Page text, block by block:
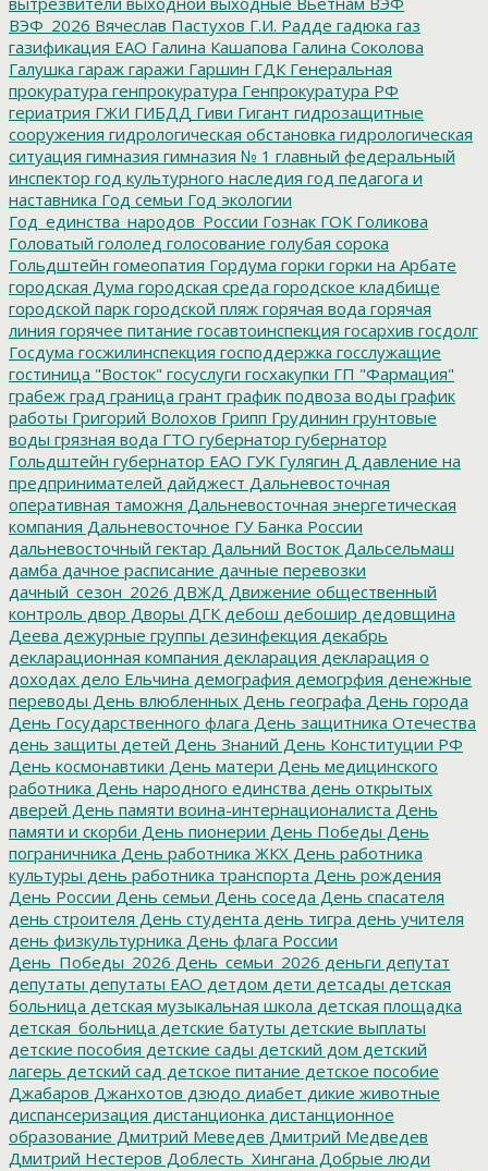
ВЭФ_2026 Вячеслав Пастухов Г.И. Радде гадюка газ
газификация ЕАО Галина Кашапова Галина Соколова
Галушка гараж гаражи Гаршин ГДК Генеральная
прокуратура генпрокуратура Генпрокуратура РФ
гериатрия ГЖИ ГИБДД Гиви Гигант гидрозащитные
сооружения гидрологическая обстановка гидрологическая
ситуация гимназия гимназия № 1 главный федеральный
инспектор год культурного наследия год педагога и
наставника Год семьи Год экологии
Год_единства_народов_России Гознак ГОК Голикова
Головатый гололед голосование голубая сорока
Гольдштейн гомеопатия Гордума горки горки на Арбате
городская Дума городская среда городское кладбище
городской парк городской пляж горячая вода горячая
линия горячее питание госавтоинспекция госархив госдолг
Госдума госжилинспекция господдержка госслужащие
гостиница "Восток" госуслуги госхакупки ГП "Фармация"
грабеж град граница грант график подвоза воды график
работы Григорий Волохов Грипп Грудинин грунтовые
воды грязная вода ГТО губернатор губернатор
Гольдштейн губернатор ЕАО ГУК Гулягин Д давление на
предпринимателей дайджест Дальневосточная
оперативная таможня Дальневосточная энергетическая
компания Дальневосточное ГУ Банка России
дальневосточный гектар Дальний Восток Дальсельмаш
дамба дачное расписание дачные перевозки
дачный_сезон_2026 ДВЖД Движение общественный
контроль двор Дворы ДГК дебош дебошир дедовщина
Деева дежурные группы дезинфекция декабрь
декларационная компания декларация декларация о
доходах дело Ельчина демография демогрфия денежные
переводы День влюбленных День географа День города
День Государственного флага День защитника Отечества
день защиты детей День Знаний День Конституции РФ
День космонавтики День матери День медицинского
работника День народного единства день открытых
дверей День памяти воина-интернационалиста День
памяти и скорби День пионерии День Победы День
пограничника День работника ЖКХ День работника
культуры день работника транспорта День рождения
День России День семьи День соседа День спасателя
день строителя День студента день тигра день учителя
день физкультурника День флага России
День_Победы_2026 День_семьи_2026 деньги депутат
депутаты депутаты ЕАО детдом дети детсады детская
больница детская музыкальная школа детская площадка
детская_больница детские батуты детские выплаты
детские пособия детские сады детский дом детский
лагерь детский сад детское питание детское пособие
Джабаров Джанхотов дзюдо диабет дикие животные
диспансеризация дистанционка дистанционное
образование Дмитрий Меведев Дмитрий Медведев
Дмитрий Нестеров Доблесть_Хингана Добрые люди